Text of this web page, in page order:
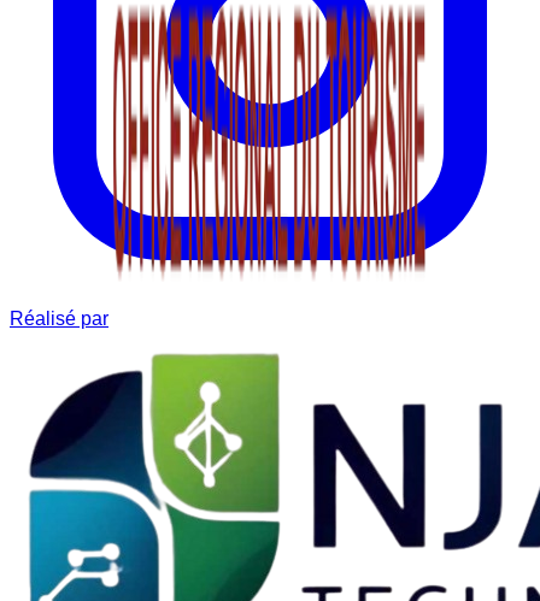
Réalisé par